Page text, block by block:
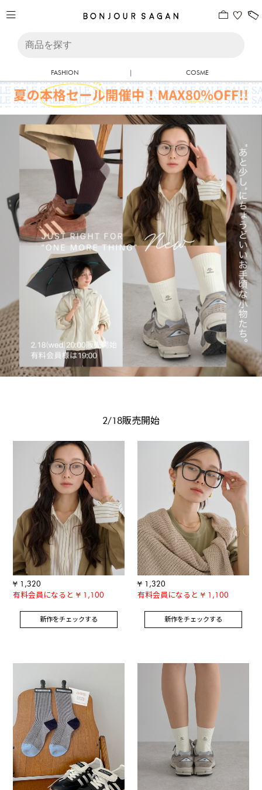
FASHION | COSME
2/18販売開始
¥ 1,320
有料会員になると ¥ 1,100
新作をチェックする
¥ 1,320
有料会員になると ¥ 1,100
新作をチェックする